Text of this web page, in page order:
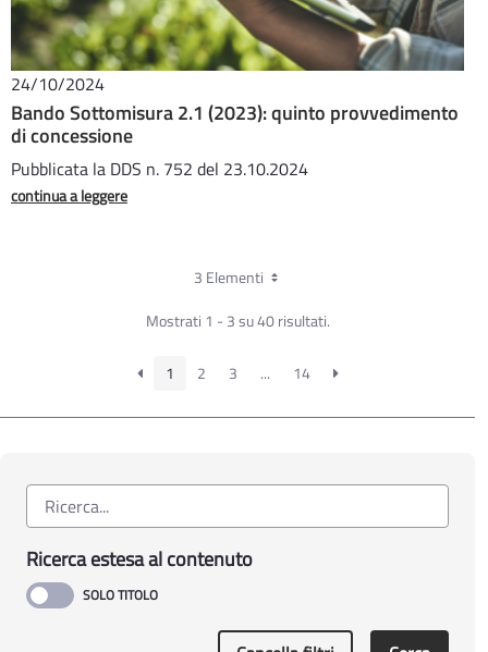
24/10/2024
Bando Sottomisura 2.1 (2023): quinto provvedimento
di concessione
Pubblicata la DDS n. 752 del 23.10.2024
continua a leggere
3 Elementi
Mostrati 1 - 3 su 40 risultati.
1 2 3 ... 14
Ricerca estesa al contenuto